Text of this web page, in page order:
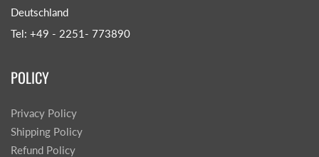
Deutschland
Tel: +49 - 2251- 773890
POLICY
Privacy Policy
Shipping Policy
Refund Policy